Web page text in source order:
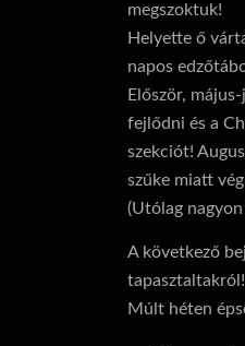
megszoktuk!
Helyette ő
napos
Először,
fejlődni és a
szekciót!
szűke miatt
(Utólag
A következő
tapasztaltakról!
Múlt héten